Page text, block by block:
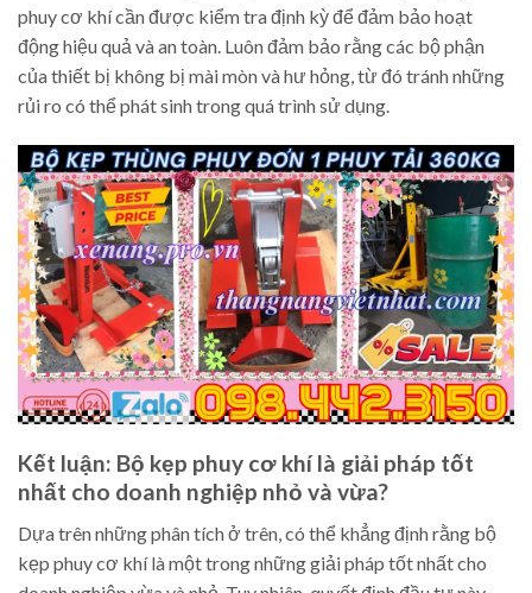
phuy cơ khí cần được kiểm tra định kỳ để đảm bảo hoạt
động hiệu quả và an toàn. Luôn đảm bảo rằng các bộ phận
của thiết bị không bị mài mòn và hư hỏng, từ đó tránh những
rủi ro có thể phát sinh trong quá trình sử dụng.
Kết luận: Bộ kẹp phuy cơ khí là giải pháp tốt
nhất cho doanh nghiệp nhỏ và vừa?
Dựa trên những phân tích ở trên, có thể khẳng định rằng bộ
kẹp phuy cơ khí là một trong những giải pháp tốt nhất cho